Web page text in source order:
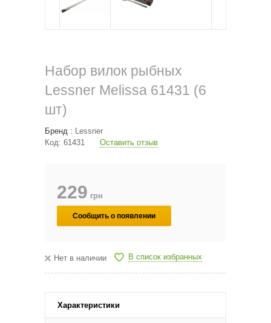
Набор вилок рыбных
Lessner Melissa 61431 (6
шт)
Бренд :
Lessner
Код: 61431 Оставить отзыв
229 грн
Сообщить о появлении
Нет в наличии В список избранных
Характеристики